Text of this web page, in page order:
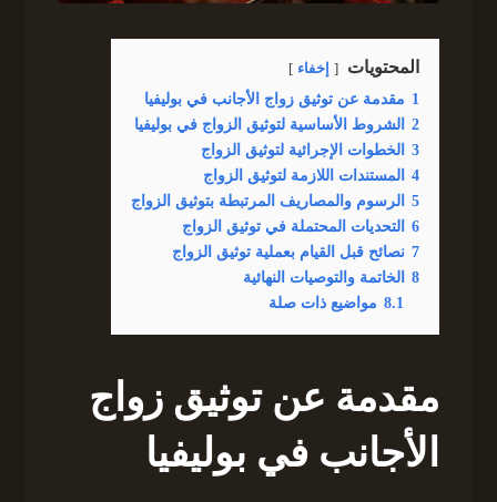
المحتويات إخفاء
1 مقدمة عن توثيق زواج الأجانب في بوليفيا
2
الشروط الأساسية لتوثيق الزواج في بوليفيا
3
الخطوات الإجرائية لتوثيق الزواج
4
المستندات اللازمة لتوثيق الزواج
5
الرسوم والمصاريف المرتبطة بتوثيق الزواج
6
التحديات المحتملة في توثيق الزواج
7 نصائح قبل القيام بعملية توثيق الزواج
8
الخاتمة والتوصيات النهائية
8.1 مواضيع ذات صلة
مقدمة عن توثيق زواج
الأجانب في بوليفيا